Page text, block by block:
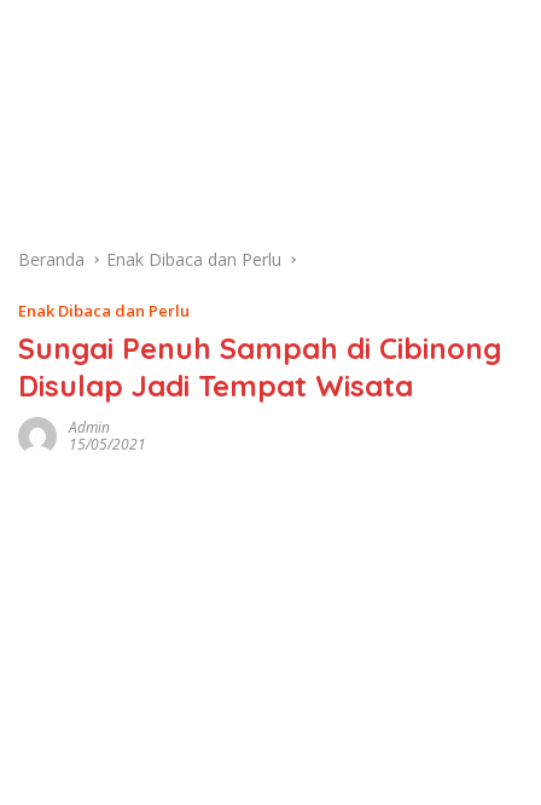
Beranda Enak Dibaca dan Perlu
Enak Dibaca dan Perlu
Sungai Penuh Sampah di Cibinong
Disulap Jadi Tempat Wisata
Admin
15/05/2021